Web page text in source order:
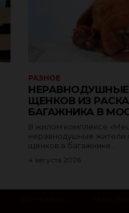
РАЗНОЕ
ЩЕНКОВ ИЗ
БАГАЖНИКА В
В жилом комплексе
неравнодушные жители
щенков в багажнике...
4 августа 2026